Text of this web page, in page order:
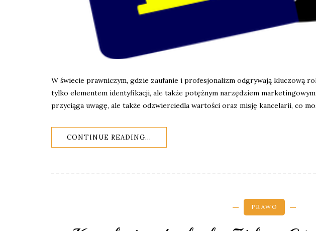
W świecie prawniczym, gdzie zaufanie i profesjonalizm odgrywają kluczową
tylko elementem identyfikacji, ale także potężnym narzędziem
przyciąga uwagę, ale także odzwierciedla wartości oraz misję kancelarii, co
CONTINUE READING...
PRAWO